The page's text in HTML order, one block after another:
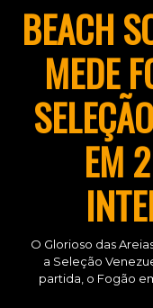
BEACH
MEDE
EM
O Glorioso das
a Seleção
partida, o Fogão